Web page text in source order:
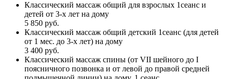
Классический массаж общий для взрослых 1сеанс и
детей от 3-х лет на дому
5 850 руб.
Классический массаж общий детский 1сеанс (для детей
от 1 мес. до 3-х лет) на дому
3 400 руб.
Классический массаж спины (от VII шейного до I
поясничного позвонка и от левой до правой средней